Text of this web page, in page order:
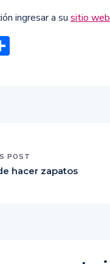
ingresar a su sitio web
POST
hacer zapatos